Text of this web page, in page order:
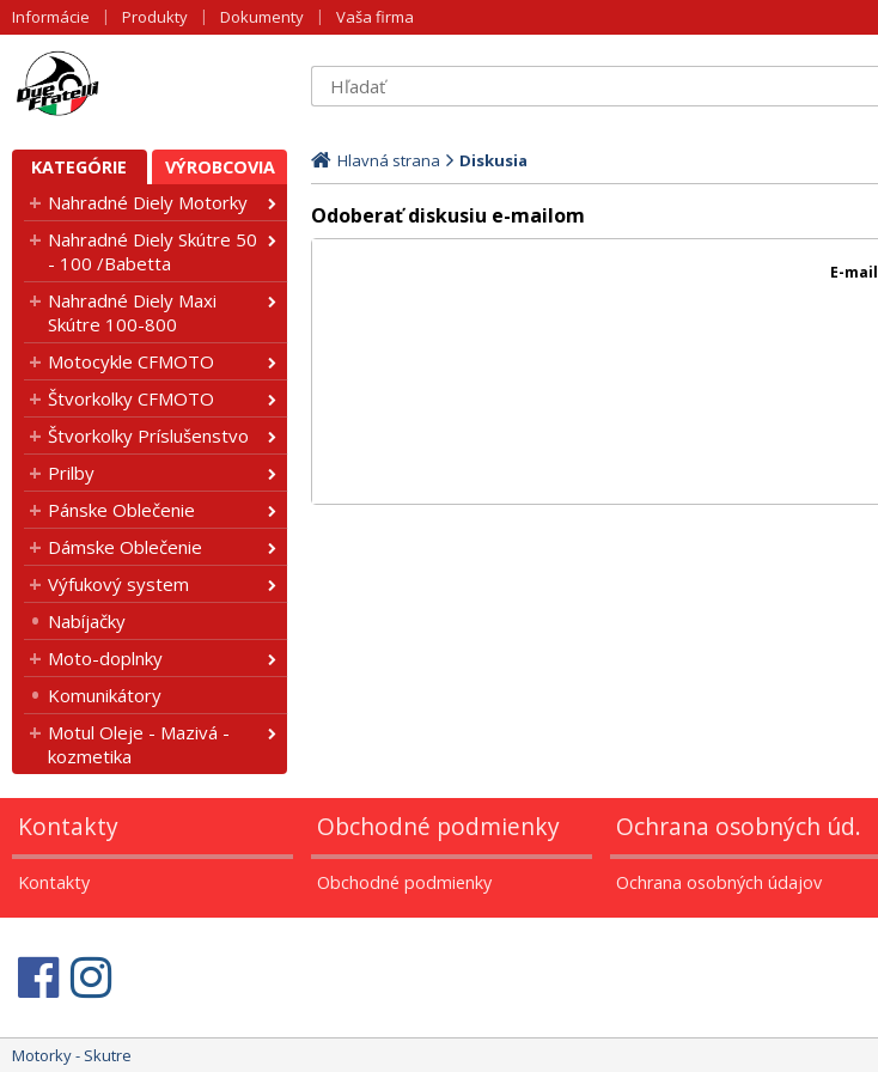
Informácie Produkty Dokumenty Vaša firma
KATEGÓRIE VÝROBCOVIA
Nahradné Diely Motorky
Nahradné Diely Skútre 50
- 100 /Babetta
Nahradné Diely Maxi
Skútre 100-800
Motocykle CFMOTO
Štvorkolky CFMOTO
Štvorkolky Príslušenstvo
Prilby
Pánske Oblečenie
Dámske Oblečenie
Výfukový system
Nabíjačky
Moto-doplnky
Komunikátory
Motul Oleje - Mazivá -
kozmetika
Hlavná strana Diskusia
Odoberať diskusiu e-mailom
E-mail
Kontakty
Kontakty
Obchodné podmienky
Obchodné podmienky
Ochrana osobných úd.
Ochrana osobných údajov
Motorky - Skutre